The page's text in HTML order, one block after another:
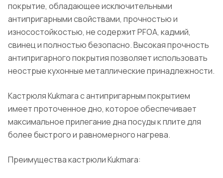
покрытие, обладающее исключительными
антипригарными свойствами, прочностью и
износостойкостью, не содержит PFOA, кадмий,
свинец и полностью безопасно. Высокая прочность
антипригарного покрытия позволяет использовать
неострые кухонные металлические принадлежности.
Кастрюля Kukmara с антипригарным покрытием
имеет проточенное дно, которое обеспечивает
максимальное прилегание дна посуды к плите для
более быстрого и равномерного нагрева.
Преимущества кастрюли Kukmara: